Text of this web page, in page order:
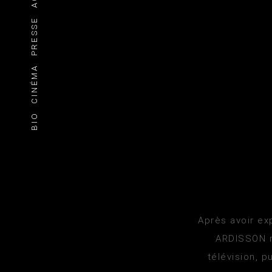
BIO
CINÉMA
PRESSE
Après avoir
télévision,